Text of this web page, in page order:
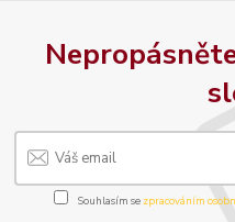
Souhlasím se zpracováním